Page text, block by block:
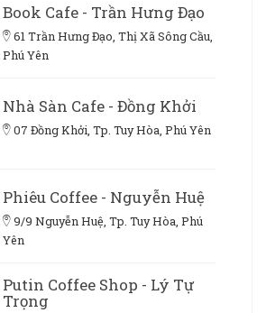
Book Cafe - Trần Hưng Đạo
61 Trần Hưng Đạo, Thị Xã Sông Cầu,
Phú Yên
Nhà Sàn Cafe - Đồng Khởi
07 Đồng Khởi, Tp. Tuy Hòa, Phú Yên
Phiêu Coffee - Nguyễn Huệ
9/9 Nguyễn Huệ, Tp. Tuy Hòa, Phú
Yên
Putin Coffee Shop - Lý Tự
Trọng